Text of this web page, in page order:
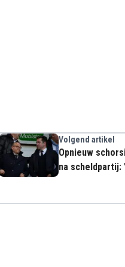
Volgend artikel
Opnieuw
na scheldpartij: